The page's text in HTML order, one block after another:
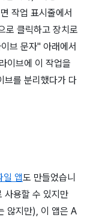
작업 표시줄에서
로 클릭하고 장치로
브 문자" 아래에서
이브에 이 작업을
브를 분리했다가 다
일 앱도 만들었습니
사용할 수 있지만
않지만), 이 앱은 A